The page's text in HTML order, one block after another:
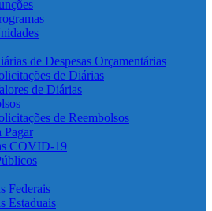
de Despesas Orçamentárias
de Diárias
de Diárias
de Reembolsos
Pagar
COVID-19
Federais
Estaduais